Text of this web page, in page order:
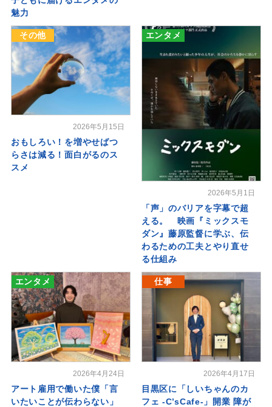
魅力
その他
2026年5月15日
おもしろい！を増やせばつ
らさは減る！面白がるのス
スメ
エンタメ
2026年5月1日
「声」のバリアを字幕で超
える。 映画『ミックスモ
ダン』藤原監督に学ぶ、伝
わるための工夫とやり直せ
る仕組み
エンタメ
2026年4月24日
アート雇用で働いた僕「言
いたいことが伝わらない」
仕事
2026年4月17日
目黒区に「しいちゃんのカ
フェ -C’sCafe-」開業 障が